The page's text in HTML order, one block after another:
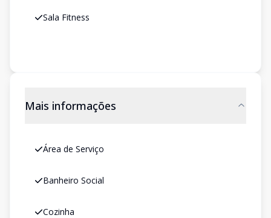
Sala Fitness
Mais informações
Área de Serviço
Banheiro Social
Cozinha